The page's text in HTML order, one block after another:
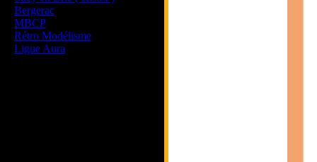
Bergerac
MBCP
Rétro Modélisme
Ligue Aura